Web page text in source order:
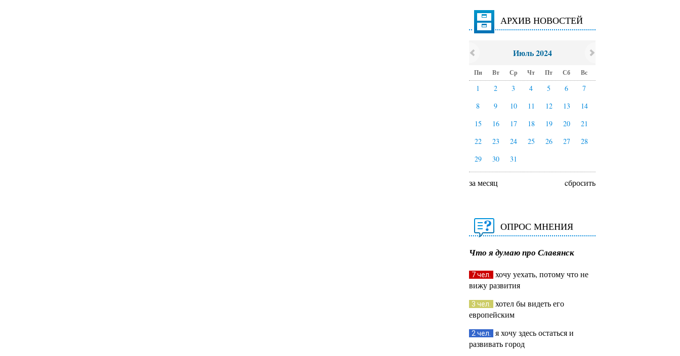
АРХИВ НОВОСТЕЙ
Июль 2024
Пн Вт Ср Чт Пт Сб Вс
1 2 3 4 5 6
7
8
9 10 11 12 13
14
15
16 17 18 19 20
21
22
23 24 25 26 27
28
29
30 31
за месяц cбросить
ОПРОС МНЕНИЯ
Что я думаю про Славянск
7 чел.
хочу уехать, потому что не
вижу развития
3 чел.
хотел бы видеть его
европейским
2 чел.
я хочу здесь остаться и
развивать город